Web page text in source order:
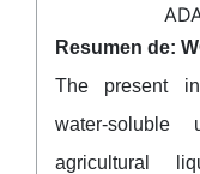
Resumen de:
The present
water-soluble
agricultural